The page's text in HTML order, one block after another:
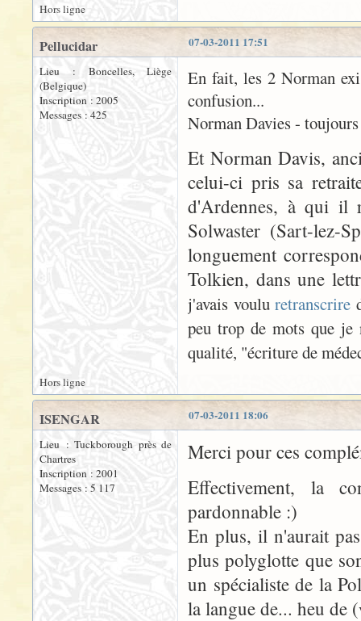
Hors ligne
07-03-2011 17:51
Pellucidar
Lieu : Boncelles, Liège
(Belgique)
Inscription : 2005
Messages : 425
En fait, les 2 Norman
confusion...
Norman Davies -
Et Norman Davis,
celui-ci pris sa
d'Ardennes, à qui il
Solwaster (Sart-lez-
longuement
Tolkien, dans une
j'avais vouluretranscrire
peu trop de mots que je
qualité, "écriture de
Hors ligne
07-03-2011 18:06
ISENGAR
Lieu : Tuckborough près de
Chartres
Inscription : 2001
Messages : 5 117
Merci pour ces
Effectivement, la
pardonnable :)
En plus, il n'aurait
plus polyglotte que
un spécialiste de la
la langue de... heu de (